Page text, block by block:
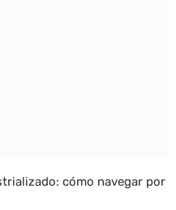
cómo navegar por